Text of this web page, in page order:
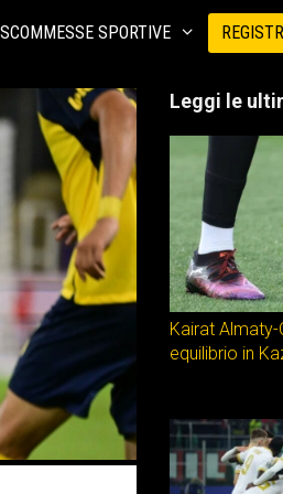
SCOMMESSE SPORTIVE
Leggi le
Kairat
equilibrio in